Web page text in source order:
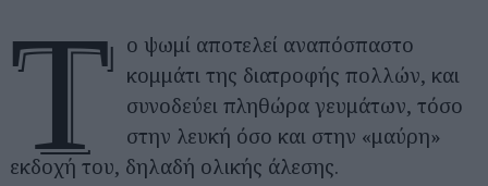
Τ
ο ψωμί αποτελεί αναπόσπαστο
κομμάτι της διατροφής πολλών, και
συνοδεύει πληθώρα γευμάτων, τόσο
στην λευκή όσο και στην «μαύρη»
εκδοχή του, δηλαδή ολικής άλεσης.